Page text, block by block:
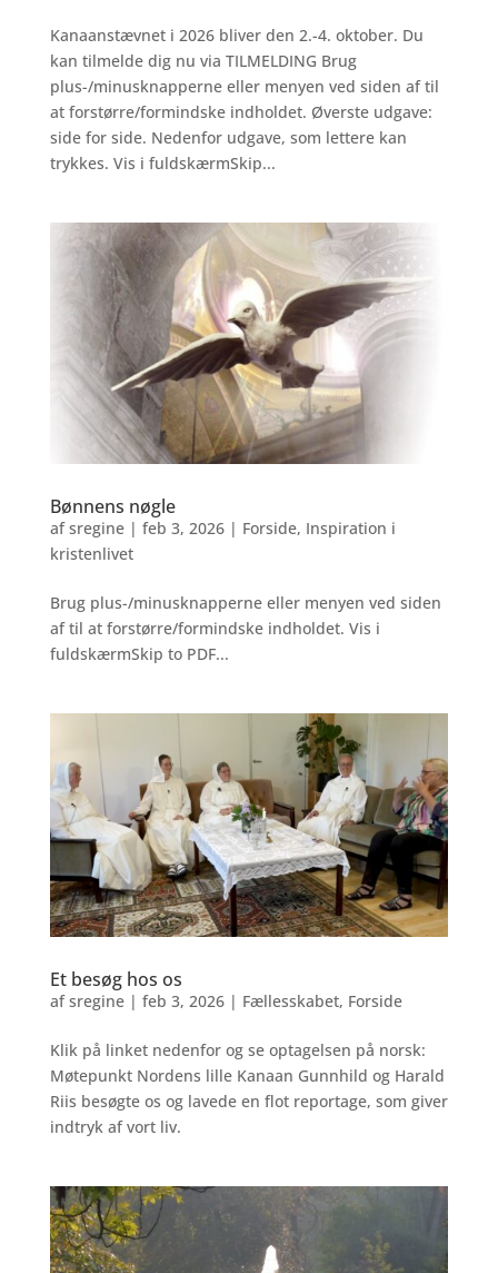
Kanaanstævnet i 2026 bliver den 2.-4. oktober. Du
kan tilmelde dig nu via TILMELDING Brug
plus-/minusknapperne eller menyen ved siden af til
at forstørre/formindske indholdet. Øverste udgave:
side for side. Nedenfor udgave, som lettere kan
trykkes. Vis i fuldskærmSkip...
Bønnens nøgle
afsregine| feb 3, 2026| Forside, Inspiration i
kristenlivet
Brug plus-/minusknapperne eller menyen ved siden
af til at forstørre/formindske indholdet. Vis i
fuldskærmSkip to PDF...
Et besøg hos os
afsregine| feb 3, 2026| Fællesskabet, Forside
Klik på linket nedenfor og se optagelsen på norsk:
Møtepunkt Nordens lille Kanaan Gunnhild og Harald
Riis besøgte os og lavede en flot reportage, som giver
indtryk af vort liv.